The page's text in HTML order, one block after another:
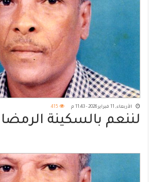
الأربعاء, 11 فبراير 2026 - 11:43 م 415
لننعم بالسكينة